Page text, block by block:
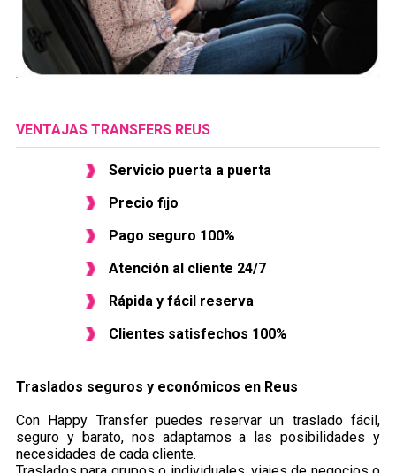
VENTAJAS TRANSFERS REUS
Servicio puerta a puerta
Precio fijo
Pago seguro 100%
Atención al cliente 24/7
Rápida y fácil reserva
Clientes satisfechos 100%
Traslados seguros y económicos en ​Reus
Con Happy Transfer puedes reservar un traslado fácil,
seguro y barato, nos adaptamos a las posibilidades y
necesidades de cada cliente.